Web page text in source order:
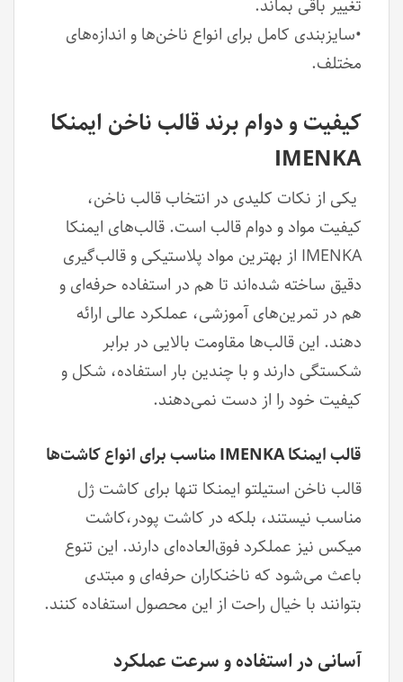
تغییر باقی بماند.
•سایزبندی کامل برای انواع ناخن‌ها و اندازه‌های
مختلف.
کیفیت و دوام برند قالب ناخن ایمنکا
IMENKA
یکی از نکات کلیدی در انتخاب قالب ناخن،
کیفیت مواد و دوام قالب است. قالب‌های ایمنکا
IMENKA از بهترین مواد پلاستیکی و قالب‌گیری
دقیق ساخته شده‌اند تا هم در استفاده حرفه‌ای و
هم در تمرین‌های آموزشی، عملکرد عالی ارائه
دهند. این قالب‌ها مقاومت بالایی در برابر
شکستگی دارند و با چندین بار استفاده، شکل و
کیفیت خود را از دست نمی‌دهند.
قالب ایمنکا IMENKA مناسب برای انواع کاشت‌ها
قالب‌ ناخن استیلتو ایمنکا تنها برای کاشت ژل
مناسب نیستند، بلکه در کاشت پودر،کاشت
میکس نیز عملکرد فوق‌العاده‌ای دارند. این تنوع
باعث می‌شود که ناخنکاران حرفه‌ای و مبتدی
بتوانند با خیال راحت از این محصول استفاده کنند.
آسانی در استفاده و سرعت عملکرد